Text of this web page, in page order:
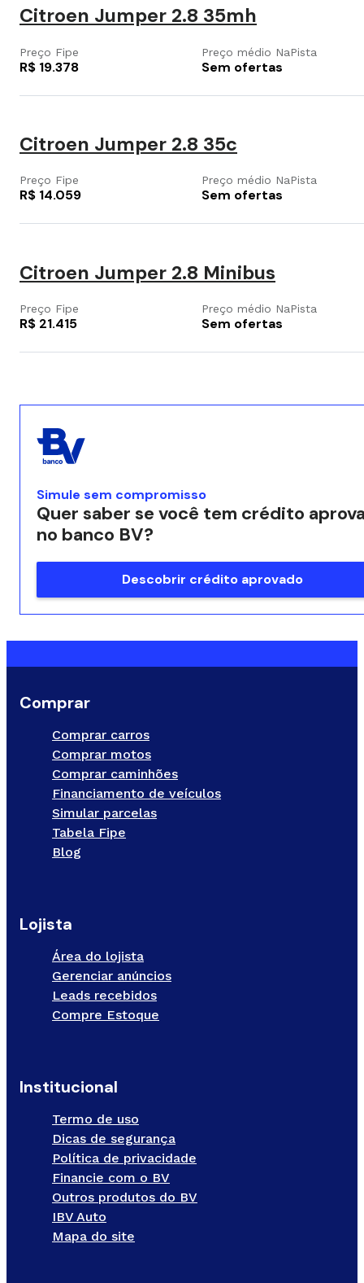
Citroen Jumper 2.8 35mh
Preço Fipe
R$ 19.378
Preço médio NaPista
Sem ofertas
Citroen Jumper 2.8 35c
Preço Fipe
R$ 14.059
Preço médio NaPista
Sem ofertas
Citroen Jumper 2.8 Minibus
Preço Fipe
R$ 21.415
Preço médio NaPista
Sem ofertas
Simule sem compromisso
Quer saber se você tem crédito
no banco BV?
Descobrir crédito aprovado
Comprar
Comprar carros
Comprar motos
Comprar caminhões
Financiamento de veículos
Simular parcelas
Tabela Fipe
Blog
Lojista
Área do lojista
Gerenciar anúncios
Leads recebidos
Compre Estoque
Institucional
Termo de uso
Dicas de segurança
Política de privacidade
Financie com o BV
Outros produtos do BV
IBV Auto
Mapa do site